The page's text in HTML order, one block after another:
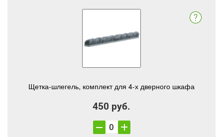
Щетка-шлегель, комплект для 4-х дверного шкафа
450 руб.